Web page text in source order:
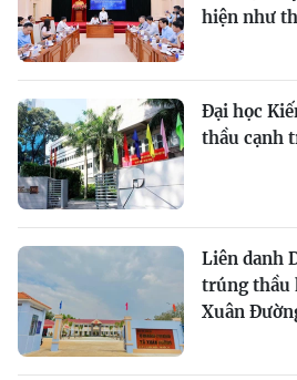
hiện như
Đại học
thầu cạnh
Liên danh
trúng thầu
Xuân